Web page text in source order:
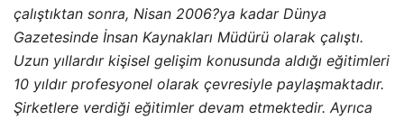
çalıştıktan sonra, Nisan 2006?ya kadar Dünya
Gazetesinde İnsan Kaynakları Müdürü olarak çalıştı.
Uzun yıllardır kişisel gelişim konusunda aldığı eğitimleri
10 yıldır profesyonel olarak çevresiyle paylaşmaktadır.
Şirketlere verdiği eğitimler devam etmektedir. Ayrıca